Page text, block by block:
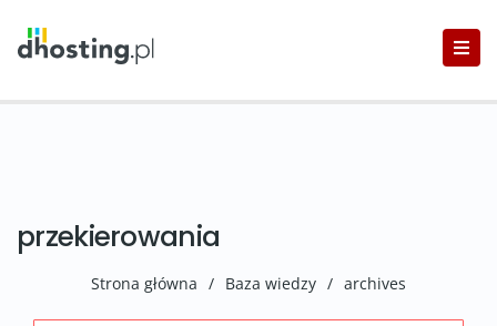
przekierowania
Strona główna / Baza wiedzy / archives